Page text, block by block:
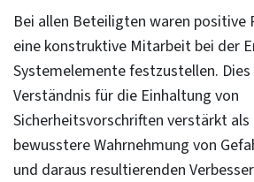
Bei allen Beteiligten waren positive
eine konstruktive Mitarbeit bei der
Systemelemente festzustellen.
Verständnis für die Einhaltung von
Sicherheitsvorschriften verstärkt als
bewusstere Wahrnehmung von
und daraus resultierenden